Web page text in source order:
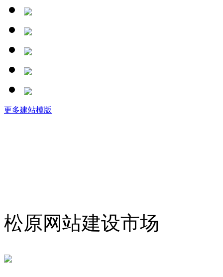
更多建站模版
松原网站建设市场